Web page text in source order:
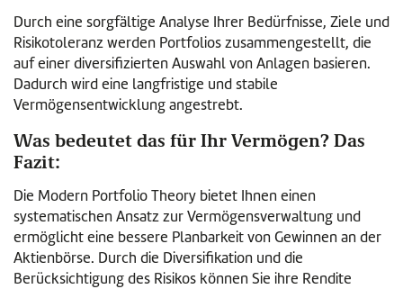
Durch eine sorgfältige Analyse Ihrer Bedürfnisse, Ziele und
Risikotoleranz werden Portfolios zusammengestellt, die
auf einer diversifizierten Auswahl von Anlagen basieren.
Dadurch wird eine langfristige und stabile
Vermögensentwicklung angestrebt.
Was bedeutet das für Ihr Vermögen? Das
Fazit:
Die Modern Portfolio Theory bietet Ihnen einen
systematischen Ansatz zur Vermögensverwaltung und
ermöglicht eine bessere Planbarkeit von Gewinnen an der
Aktienbörse. Durch die Diversifikation und die
Berücksichtigung des Risikos können Sie ihre Rendite